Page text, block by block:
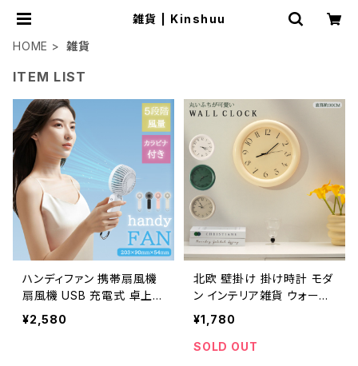
雑貨 | Kinshuu
HOME
雑貨
ITEM LIST
ハンディファン 携帯扇風機
扇風機 USB 充電式 卓上
小型 5段階風量 強風 スマ
ホスタンド 静音
¥2,580
北欧 壁掛け 掛け時計 モダ
ン インテリア雑貨 ウォール
クロック シンプル 丸い ラウ
ンド 円形
¥1,780
SOLD OUT